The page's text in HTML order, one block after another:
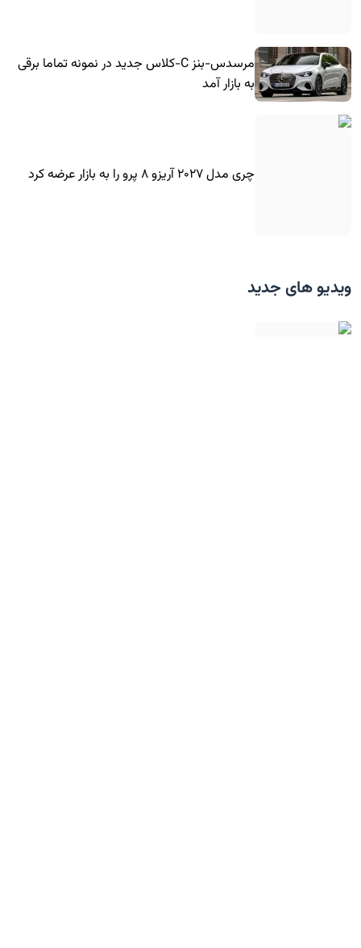
مرسدس-بنز C-کلاس جدید در نمونه تماما برقی
به بازار آمد
چری مدل ۲۰۲۷ آریزو ۸ پرو را به بازار عرضه کرد
ویدیو های جدید